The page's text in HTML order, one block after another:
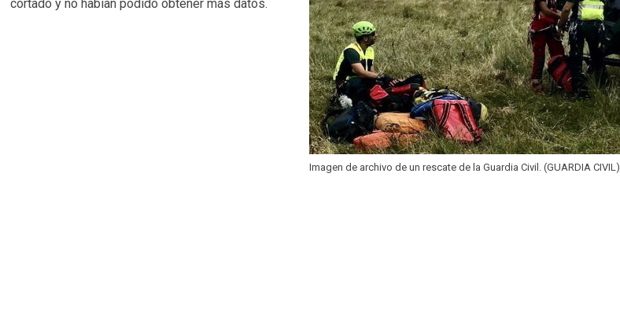
Imagen de archivo de un rescate de la Guardia Civil. (GUARDIA CIVIL)
cortado y no habían podido obtener más datos.